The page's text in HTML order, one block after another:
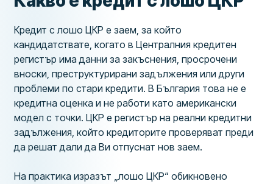
Кредит с лошо ЦКР е заем, за който
кандидатствате, когато в Централния кредитен
регистър има данни за закъснения, просрочени
вноски, преструктурирани задължения или други
проблеми по стари кредити. В България това не е
кредитна оценка и не работи като американски
модел с точки. ЦКР е регистър на реални кредитни
задължения, който кредиторите проверяват преди
да решат дали да Ви отпуснат нов заем.
На практика изразът „лошо ЦКР“ обикновено